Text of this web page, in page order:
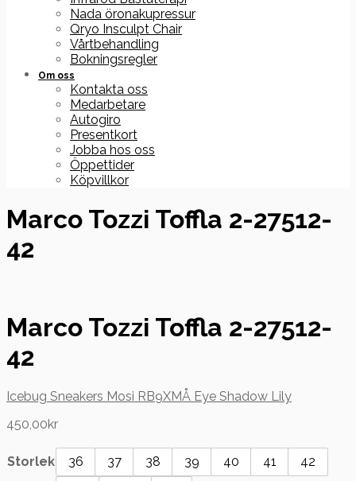
Nada öronakupressur
Qryo Insculpt Chair
Vårtbehandling
Bokningsregler
Om oss
Kontakta oss
Medarbetare
Autogiro
Presentkort
Jobba hos oss
Öppettider
Köpvillkor
Marco Tozzi Toffla 2-27512-
42
Marco Tozzi Toffla 2-27512-
42
Icebug Sneakers Mosi RB9XMÅ Eye Shadow Lily
450,00kr
Storlek 36 37 38 39 40 41
42